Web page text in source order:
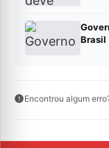
Brasil
Encontrou algum